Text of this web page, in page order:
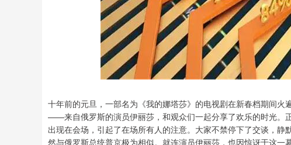
十年前的元旦，一部名为《我的娜塔莎》的电视剧在新春档期间
——来自俄罗斯的演员伊丽莎，和观众们一起分享了欢乐的时光。
出现在会场，引起了在场所有人的注意。大家不禁停下了交谈，
然与俄罗斯总统普京极为相似。就连演员伊丽莎，也因惊讶于这
上证指数 3940.04 39.68 1.02%